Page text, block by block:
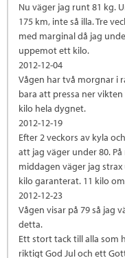
Nu väger jag runt 81 kg.
175 km, inte så illa. Tre
med marginal då jag
uppemot ett kilo.
2012-12-04
Vågen har två morgnar i
bara att pressa ner
kilo hela dygnet.
2012-12-19
Efter 2 veckors av kyla
att jag väger under 80.
middagen väger jag
kilo garanterat. 11 kilo
2012-12-23
Vågen visar på 79 så jag
detta.
Ett stort tack till alla som
riktigt God Jul och ett